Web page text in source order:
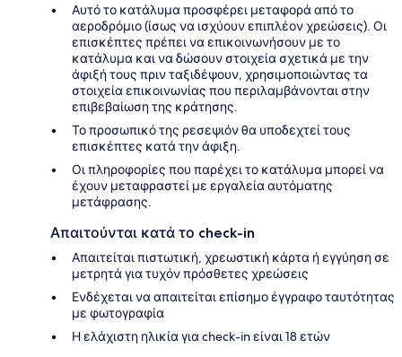
Αυτό το κατάλυμα προσφέρει μεταφορά από το
αεροδρόμιο (ίσως να ισχύουν επιπλέον χρεώσεις). Οι
επισκέπτες πρέπει να επικοινωνήσουν με το
κατάλυμα και να δώσουν στοιχεία σχετικά με την
άφιξή τους πριν ταξιδέψουν, χρησιμοποιώντας τα
στοιχεία επικοινωνίας που περιλαμβάνονται στην
επιβεβαίωση της κράτησης.
Το προσωπικό της ρεσεψιόν θα υποδεχτεί τους
επισκέπτες κατά την άφιξη.
Οι πληροφορίες που παρέχει το κατάλυμα μπορεί να
έχουν μεταφραστεί με εργαλεία αυτόματης
μετάφρασης.
Απαιτούνται κατά το check-in
Απαιτείται πιστωτική, χρεωστική κάρτα ή εγγύηση σε
μετρητά για τυχόν πρόσθετες χρεώσεις
Ενδέχεται να απαιτείται επίσημο έγγραφο ταυτότητας
με φωτογραφία
Η ελάχιστη ηλικία για check-in είναι 18 ετών